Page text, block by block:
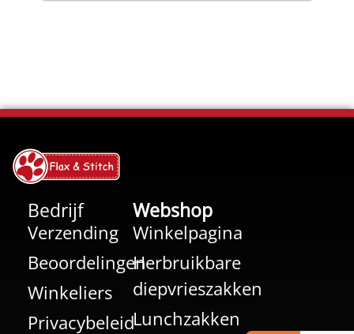
Bedrijf
Verzending
Beoordelingen
Winkeliers
Privacybeleid
Webshop
Winkelpagina
Herbruikbare
diepvrieszakken
Lunchzakken